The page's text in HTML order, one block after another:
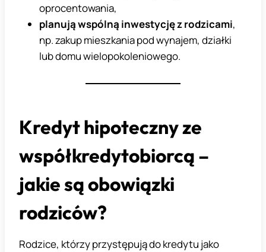
oprocentowania,
planują wspólną inwestycję z rodzicami,
np. zakup mieszkania pod wynajem, działki
lub domu wielopokoleniowego.
Kredyt hipoteczny ze
współkredytobiorcą –
jakie są obowiązki
rodziców?
Rodzice, którzy przystępują do kredytu jako